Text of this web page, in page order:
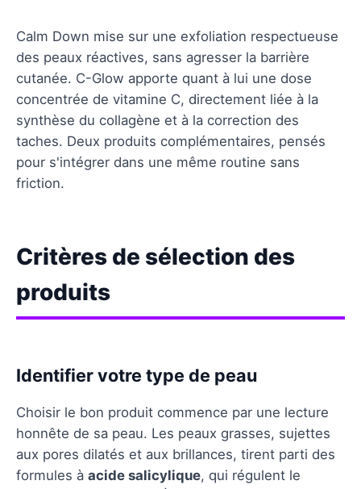
Calm Down mise sur une exfoliation respectueuse
des peaux réactives, sans agresser la barrière
cutanée. C-Glow apporte quant à lui une dose
concentrée de vitamine C, directement liée à la
synthèse du collagène et à la correction des
taches. Deux produits complémentaires, pensés
pour s'intégrer dans une même routine sans
friction.
Critères de sélection des
produits
Identifier votre type de peau
Choisir le bon produit commence par une lecture
honnête de sa peau. Les peaux grasses, sujettes
aux pores dilatés et aux brillances, tirent parti des
formules à acide salicylique, qui régulent le